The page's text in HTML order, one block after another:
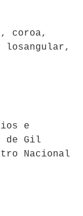
coroa,
losangular,
e
de Gil
Nacional